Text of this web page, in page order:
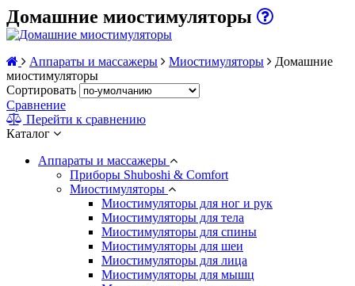
Домашние миостимуляторы
Аппараты и массажеры Миостимуляторы
Домашние
миостимуляторы
Сортировать
Сравнение
Перейти к сравнению
Каталог
Аппараты и массажеры
Приборы Shuboshi & Comfort
Миостимуляторы
Миостимуляторы для ног и рук
Миостимуляторы для тела
Миостимуляторы для спины
Миостимуляторы для шеи
Миостимуляторы для лица
Миостимуляторы для мышц